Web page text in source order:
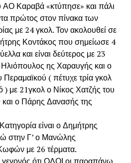
Καραβά «κτύπησε» και πάλι
πρώτος στον πίνακα των
με 24 γκολ. Τον ακολουθεί σε
Κοντάκος που σημείωσε 4
και είναι δεύτερος με 23
ης Χαραυγής και ο
( πέτυχε τρία γκολ
) με 21γκολ ο Νίκος Χατζής του
και ο Πάρης Δανασής της
είναι ο Δημήτρης
στην Γ’ ο Μανώλης
με 26 τέρματα.